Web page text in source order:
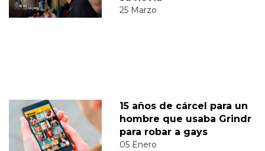
25 Marzo
15 años de cárcel para un
hombre que usaba Grindr
para robar a gays
05 Enero